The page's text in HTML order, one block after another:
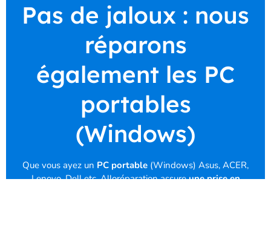
Pas de jaloux : nous
réparons
également les PC
portables
(Windows)
Que vous ayez un PC portable (Windows) Asus, ACER,
Lenovo, Dell etc. Alloréparation assureune prise en